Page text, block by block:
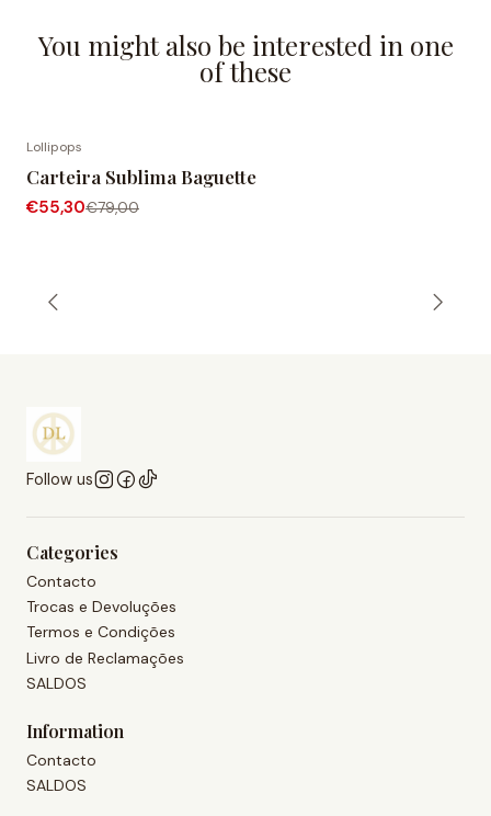
You might also be interested in one
of these
Lollipops
Carteira Sublima Baguette
€55,30€79,00
Follow us
Categories
Contacto
Trocas e Devoluções
Termos e Condições
Livro de Reclamações
SALDOS
Information
Contacto
SALDOS